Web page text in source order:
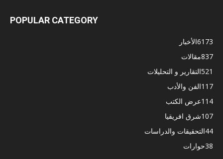
POPULAR CATEGORY
الأخبار6173
مقالات837
التقارير و التحليلات521
الفن والأدب117
عرض الكتب114
شرق افريقيا107
التحقيقات والدراسات44
حوارات38